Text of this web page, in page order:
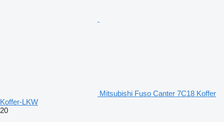
Mitsubishi Fuso Canter 7C18 Koffer
Koffer-LKW
20